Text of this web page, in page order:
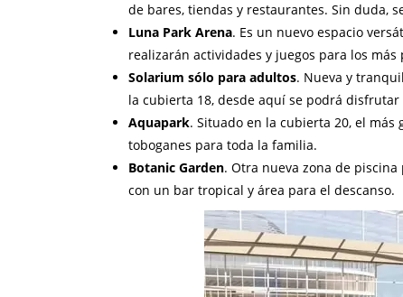
de bares, tiendas y restaurantes. Sin duda,
Luna Park Arena. Es un nuevo espacio
realizarán actividades y juegos para los
Solarium sólo para adultos. Nueva y
la cubierta 18, desde aquí se podrá
Aquapark. Situado en la cubierta 20, el más
toboganes para toda la familia.
Botanic Garden. Otra nueva zona de
con un bar tropical y área para el descanso.